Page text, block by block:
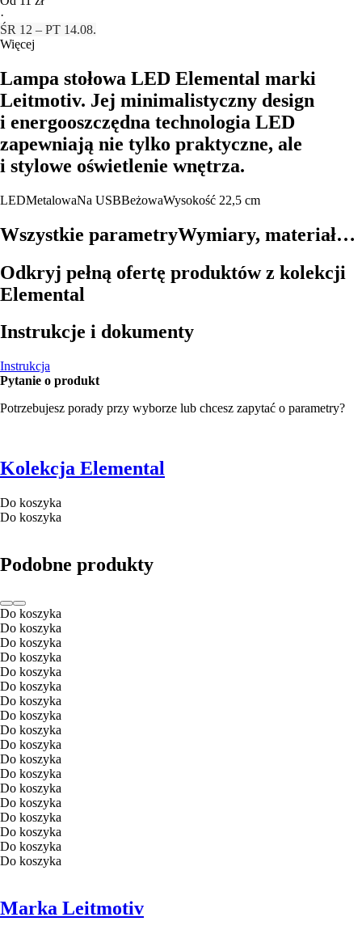
·
ŚR 12 – PT 14.08.
Więcej
Lampa stołowa LED Elemental marki
Leitmotiv. Jej minimalistyczny design
i energooszczędna technologia LED
zapewniają nie tylko praktyczne, ale
i stylowe oświetlenie wnętrza.
LEDMetalowaNa USBBeżowaWysokość 22,5 cm
Wszystkie parametryWymiary, materiał…
Odkryj pełną ofertę produktów z kolekcji
Elemental
Instrukcje i dokumenty
Instrukcja
Pytanie o produkt
Potrzebujesz porady przy wyborze lub chcesz zapytać o parametry?
Kolekcja Elemental
Do koszyka
Do koszyka
Podobne produkty
Do koszyka
Do koszyka
Do koszyka
Do koszyka
Do koszyka
Do koszyka
Do koszyka
Do koszyka
Do koszyka
Do koszyka
Do koszyka
Do koszyka
Do koszyka
Do koszyka
Do koszyka
Do koszyka
Do koszyka
Do koszyka
Marka Leitmotiv